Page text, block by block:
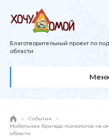
Благотворительный проект по
области
События
Мобильная бригада психологов на
области